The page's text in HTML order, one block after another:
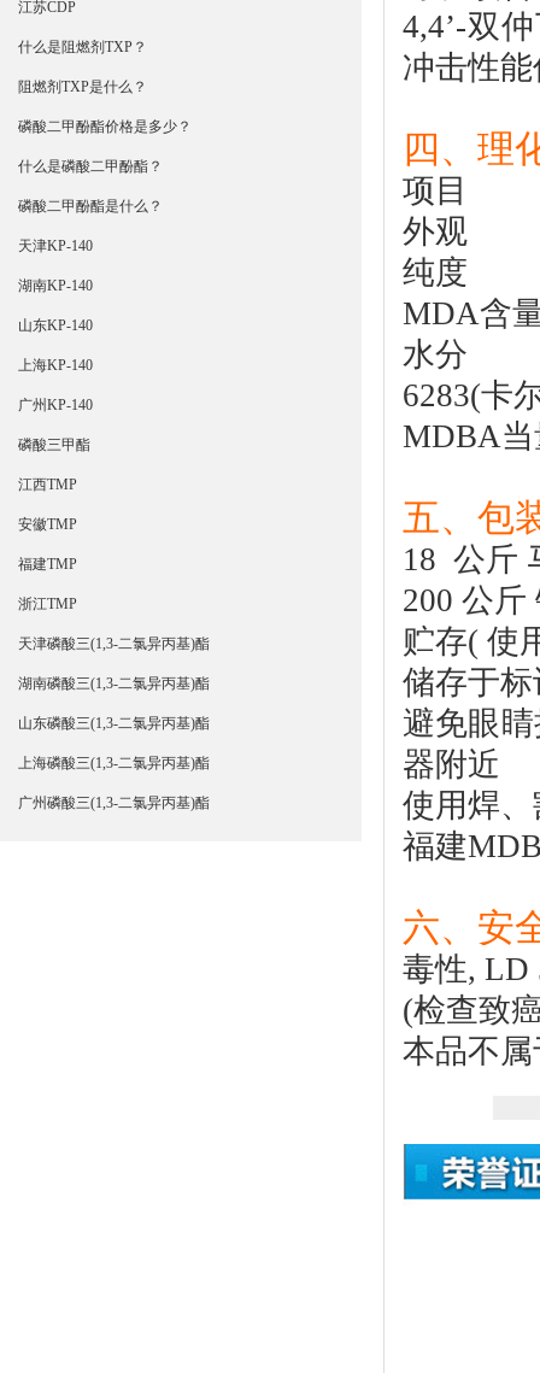
江苏CDP
什么是阻燃剂TXP？
阻燃剂TXP是什么？
磷酸二甲酚酯价格是多少？
什么是磷酸二甲酚酯？
磷酸二甲酚酯是什么？
天津KP-140
湖南KP-140
山东KP-140
上海KP-140
广州KP-140
磷酸三甲酯
江西TMP
安徽TMP
福建TMP
浙江TMP
天津磷酸三(1,3-二氯异丙基)酯
湖南磷酸三(1,3-二氯异丙基)酯
山东磷酸三(1,3-二氯异丙基)酯
上海磷酸三(1,3-二氯异丙基)酯
广州磷酸三(1,3-二氯异丙基)酯
4,4’-双
冲击性
四、理
项
外观
纯
水
6283(卡
MDBA
五、包
18 公斤
200 公斤
贮存( 使
储存于
避免眼
器附近
使用焊
福建
六、安
毒性, LD
(检查致
本品不